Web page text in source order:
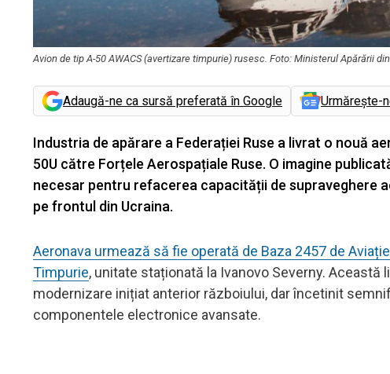
Avion de tip A-50 AWACS (avertizare timpurie) rusesc. Foto: Ministerul Apărării
Adaugă-ne ca sursă preferată în Google Urmărește-
Industria de apărare a Federației Ruse a livrat o nouă
50U către Forțele Aerospațiale Ruse. O imagine
necesar pentru refacerea capacității de supraveghere
pe frontul din Ucraina.
Aeronava urmează să fie operată de Baza 2457 de
Timpurie, unitate staționată la Ivanovo Severny.
modernizare inițiat anterior războiului, dar încetinit
componentele electronice avansate.